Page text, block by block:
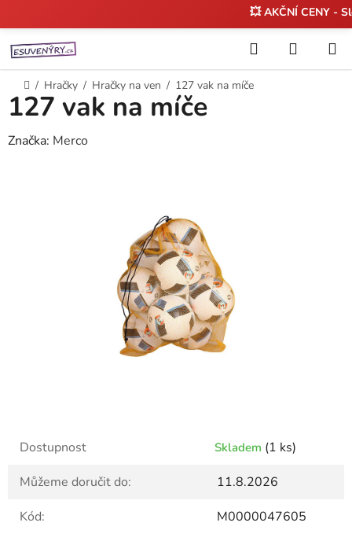
na
obsah
💥 AKČNÍ CENY -
Hledat
KOŠÍK
Domů
/ Hračky / Hračky na ven / 127 vak na míče
Dostupnost Skladem (1 ks)
Můžeme doručit do:
11.8.2026
Kód:
M0000047605
127 vak na míče
Značka: Merco